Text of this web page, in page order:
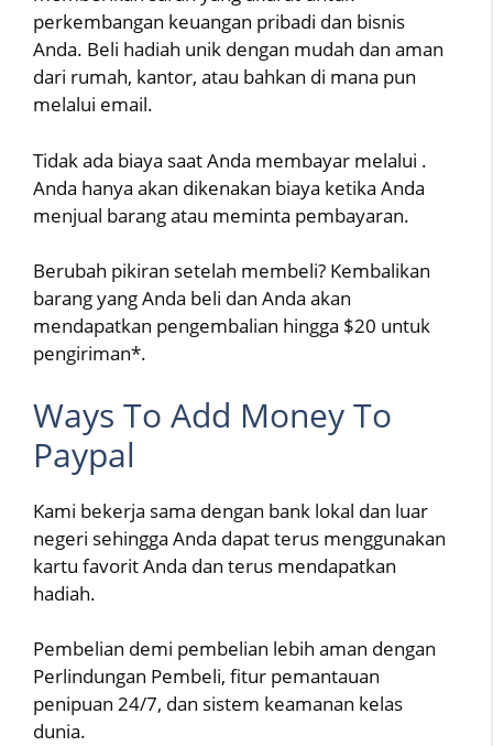
perkembangan keuangan pribadi dan bisnis
Anda. Beli hadiah unik dengan mudah dan aman
dari rumah, kantor, atau bahkan di mana pun
melalui email.
Tidak ada biaya saat Anda membayar melalui .
Anda hanya akan dikenakan biaya ketika Anda
menjual barang atau meminta pembayaran.
Berubah pikiran setelah membeli? Kembalikan
barang yang Anda beli dan Anda akan
mendapatkan pengembalian hingga $20 untuk
pengiriman*.
Ways To Add Money To
Paypal
Kami bekerja sama dengan bank lokal dan luar
negeri sehingga Anda dapat terus menggunakan
kartu favorit Anda dan terus mendapatkan
hadiah.
Pembelian demi pembelian lebih aman dengan
Perlindungan Pembeli, fitur pemantauan
penipuan 24/7, dan sistem keamanan kelas
dunia.